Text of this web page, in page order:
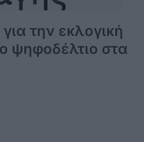
την εκλογική
ψηφοδέλτιο στα